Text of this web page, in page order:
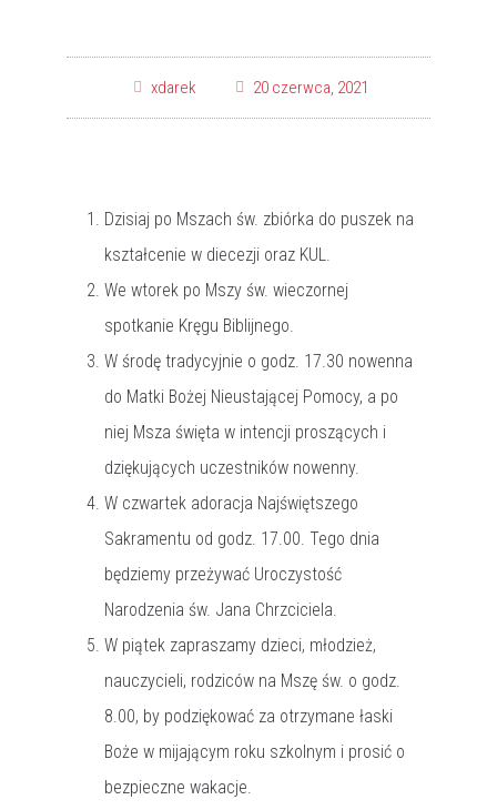
xdarek 20 czerwca, 2021
Dzisiaj po Mszach św. zbiórka do puszek na
kształcenie w diecezji oraz KUL.
We wtorek po Mszy św. wieczornej
spotkanie Kręgu Biblijnego.
W środę tradycyjnie o godz. 17.30 nowenna
do Matki Bożej Nieustającej Pomocy, a po
niej Msza święta w intencji proszących i
dziękujących uczestników nowenny.
W czwartek adoracja Najświętszego
Sakramentu od godz. 17.00. Tego dnia
będziemy przeżywać Uroczystość
Narodzenia św. Jana Chrzciciela.
W piątek zapraszamy dzieci, młodzież,
nauczycieli, rodziców na Mszę św. o godz.
8.00, by podziękować za otrzymane łaski
Boże w mijającym roku szkolnym i prosić o
bezpieczne wakacje.